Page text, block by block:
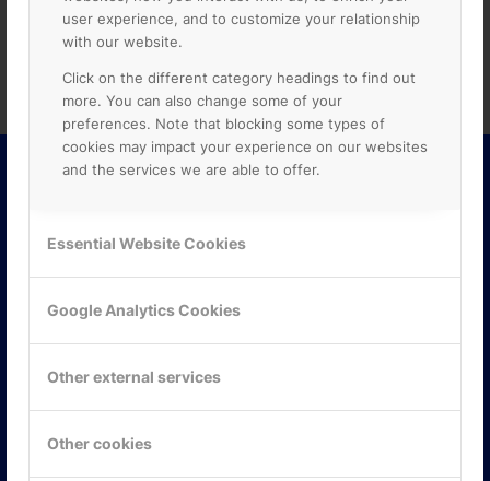
user experience, and to customize your relationship
with our website.
Click on the different category headings to find out
more. You can also change some of your
preferences. Note that blocking some types of
cookies may impact your experience on our websites
and the services we are able to offer.
Essential Website Cookies
Google Analytics Cookies
Other external services
Other cookies
diskutera hur vi kan hjälpa er organisation att nå sin fulla
potential.
Online Partner AB är kunskaps- och marknadsledande när
det gäller att effektivisera processer, samarbete,
organisationer och myndigheter med hjälp av molnbaserade
verktyg i Google Workspace och Google Cloud Platform.